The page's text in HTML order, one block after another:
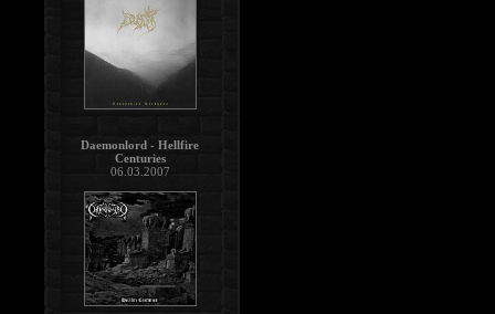
Daemonlord - Hellfire
Centuries
06.03.2007